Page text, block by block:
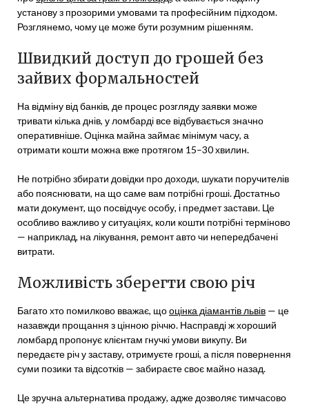
установу з прозорими умовами та професійним підходом.
Розглянемо, чому це може бути розумним рішенням.
Швидкий доступ до грошей без
зайвих формальностей
На відміну від банків, де процес розгляду заявки може
тривати кілька днів, у ломбарді все відбувається значно
оперативніше. Оцінка майна займає мінімум часу, а
отримати кошти можна вже протягом 15–30 хвилин.
Не потрібно збирати довідки про доходи, шукати поручителів
або пояснювати, на що саме вам потрібні гроші. Достатньо
мати документ, що посвідчує особу, і предмет застави. Це
особливо важливо у ситуаціях, коли кошти потрібні терміново
— наприклад, на лікування, ремонт авто чи непередбачені
витрати.
Можливість зберегти свою річ
Багато хто помилково вважає, щооцінка діамантів львів — це
назавжди прощання з цінною річчю. Насправді ж хороший
ломбард пропонує клієнтам гнучкі умови викупу. Ви
передаєте річ у заставу, отримуєте гроші, а після повернення
суми позики та відсотків — забираєте своє майно назад.
Це зручна альтернатива продажу, адже дозволяє тимчасово